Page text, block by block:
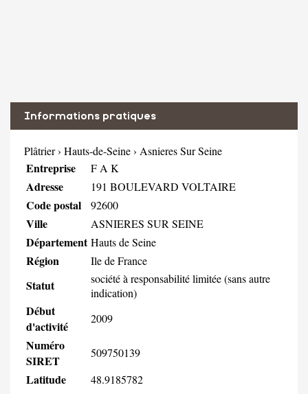
Informations pratiques
Plâtrier› Hauts-de-Seine› Asnieres Sur Seine
Entreprise F A K
Adresse 191 BOULEVARD VOLTAIRE
Code postal 92600
Ville ASNIERES SUR SEINE
Département Hauts de Seine
Région Ile de France
Statut
société à responsabilité limitée (sans autre
indication)
Début
d'activité
2009
Numéro
SIRET
509750139
Latitude 48.9185782